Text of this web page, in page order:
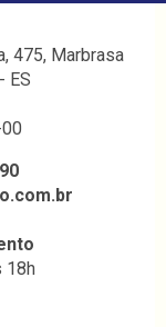
475, Marbrasa
ES
18h